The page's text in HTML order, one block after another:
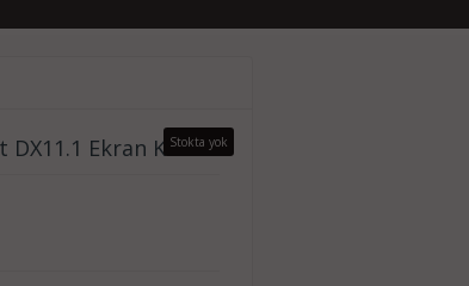
Stokta yok
DX11.1 Ekran Kartı